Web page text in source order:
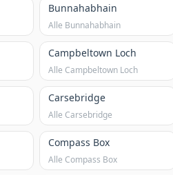
Bunnahabhain
Alle Bunnahabhain
Campbeltown Loch
Alle Campbeltown Loch
Carsebridge
Alle Carsebridge
Compass Box
Alle Compass Box